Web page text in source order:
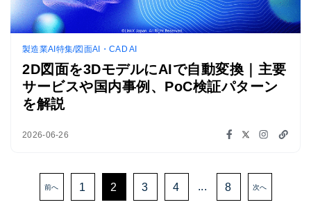
製造業AI特集/図面AI・CAD AI
2D図面を3DモデルにAIで自動変換｜主要
サービスや国内事例、PoC検証パターン
を解説
2026-06-26
前へ 1 2 3 4 ... 8 次へ